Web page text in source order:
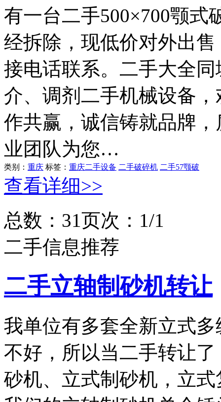
有一台二手500×700颚式
经拆除，现低价对外出
接电话联系。二手大全
介、调剂二手机械设备
作共赢，诚信铸就品牌
业团队为您…
类别： 重庆 标签： 重庆二手设备 二手破碎机 二手57颚破
查看详细>>
总数：31页次：1/1
二手信息推荐
二手立轴制砂机转让
我单位有多套全新立式
不好，所以当二手转让
砂机、立式制砂机，立